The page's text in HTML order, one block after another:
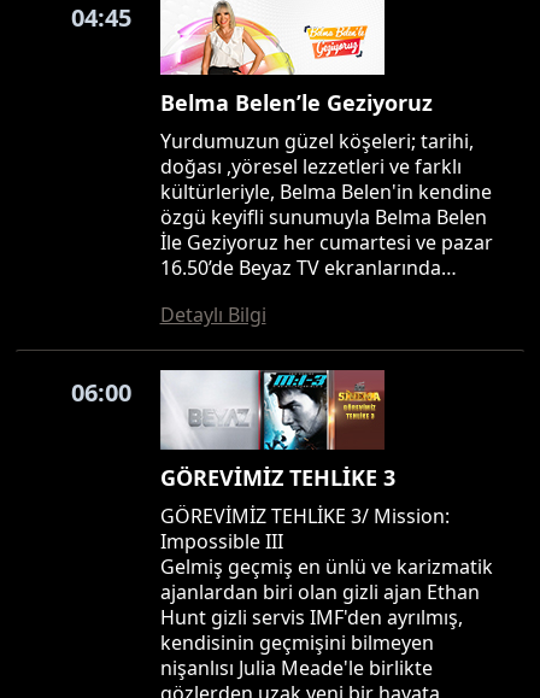
04:45
Belma Belen’le Geziyoruz
Yurdumuzun güzel köşeleri; tarihi,
doğası ,yöresel lezzetleri ve farklı
kültürleriyle, Belma Belen'in kendine
özgü keyifli sunumuyla Belma Belen
İle Geziyoruz her cumartesi ve pazar
16.50’de Beyaz TV ekranlarında…
Detaylı Bilgi
06:00
GÖREVİMİZ TEHLİKE 3
GÖREVİMİZ TEHLİKE 3/ Mission:
Impossible III
Gelmiş geçmiş en ünlü ve karizmatik
ajanlardan biri olan gizli ajan Ethan
Hunt gizli servis IMF'den ayrılmış,
kendisinin geçmişini bilmeyen
nişanlısı Julia Meade'le birlikte